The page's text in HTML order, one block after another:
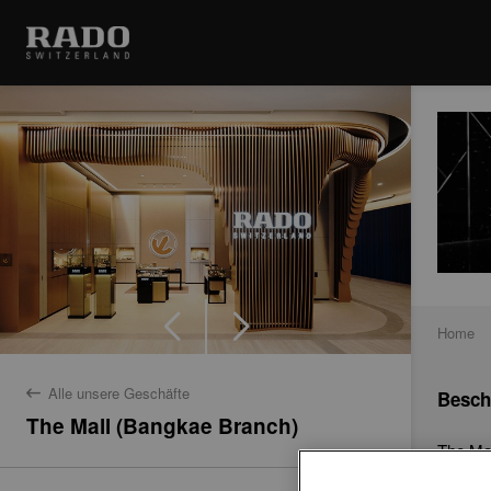
back Alle unsere Geschäfte
The Mall (Bangkae Branch)
Home
The